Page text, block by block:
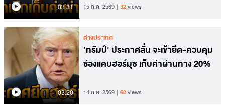
03.31 15 ก.ค. 2569 32views
03.20
ต่างประเทศ
'ทรัมป์' ประกาศลั่น จะเข้ายึด-ควบคุม
ช่องแคบฮอร์มุซ เก็บค่าผ่านทาง 20%
14 ก.ค. 2569 60views